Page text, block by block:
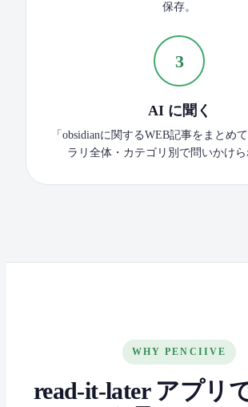
保存。
3
AI に聞く
「obsidianに関するWEB記事をまとめ
ラリ全体・カテゴリ別で問いかけら
WHY PENCIIVE
read-it-later アプリ